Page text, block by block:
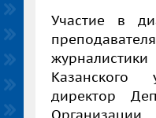
Участие в
Казанского
директор